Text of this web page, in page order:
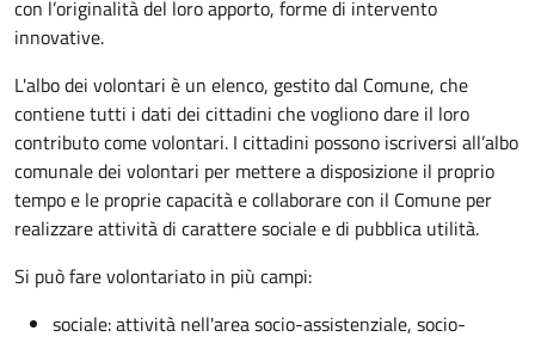
con l’originalità del loro apporto, forme di intervento
innovative.
L'albo dei volontari è un elenco, gestito dal Comune, che
contiene tutti i dati dei cittadini che vogliono dare il loro
contributo come volontari. I cittadini possono iscriversi all’albo
comunale dei volontari per mettere a disposizione il proprio
tempo e le proprie capacità e collaborare con il Comune per
realizzare attività di carattere sociale e di pubblica utilità.
Si può fare volontariato in più campi:
sociale: attività nell'area socio-assistenziale, socio-